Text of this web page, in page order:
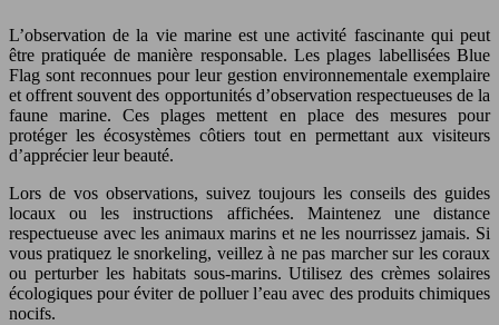
L’observation de la vie marine est une activité fascinante qui peut
être pratiquée de manière responsable. Les plages labellisées Blue
Flag sont reconnues pour leur gestion environnementale exemplaire
et offrent souvent des opportunités d’observation respectueuses de la
faune marine. Ces plages mettent en place des mesures pour
protéger les écosystèmes côtiers tout en permettant aux visiteurs
d’apprécier leur beauté.
Lors de vos observations, suivez toujours les conseils des guides
locaux ou les instructions affichées. Maintenez une distance
respectueuse avec les animaux marins et ne les nourrissez jamais. Si
vous pratiquez le snorkeling, veillez à ne pas marcher sur les coraux
ou perturber les habitats sous-marins. Utilisez des crèmes solaires
écologiques pour éviter de polluer l’eau avec des produits chimiques
nocifs.